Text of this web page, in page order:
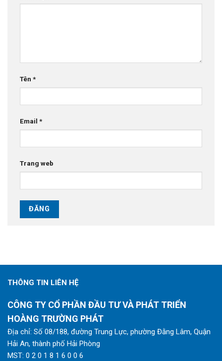
Tên *
Email *
Trang web
THÔNG TIN LIÊN HỆ
CÔNG TY CỔ PHẦN ĐẦU TƯ VÀ PHÁT TRIỂN
HOÀNG TRƯỜNG PHÁT
Địa chỉ: Số 08/188, đường Trung Lực, phường Đằng Lâm, Quận
Hải An, thành phố Hải Phòng
MST: 0 2 0 1 8 1 6 0 0 6